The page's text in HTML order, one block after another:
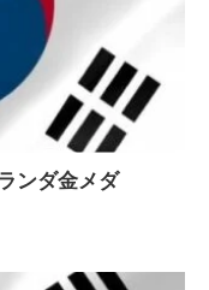
ンダ金メダ